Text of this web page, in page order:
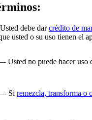
debe darcrédito de
usted o su uso tienen el
Usted no puede hacer uso
Si remezcla, transforma o